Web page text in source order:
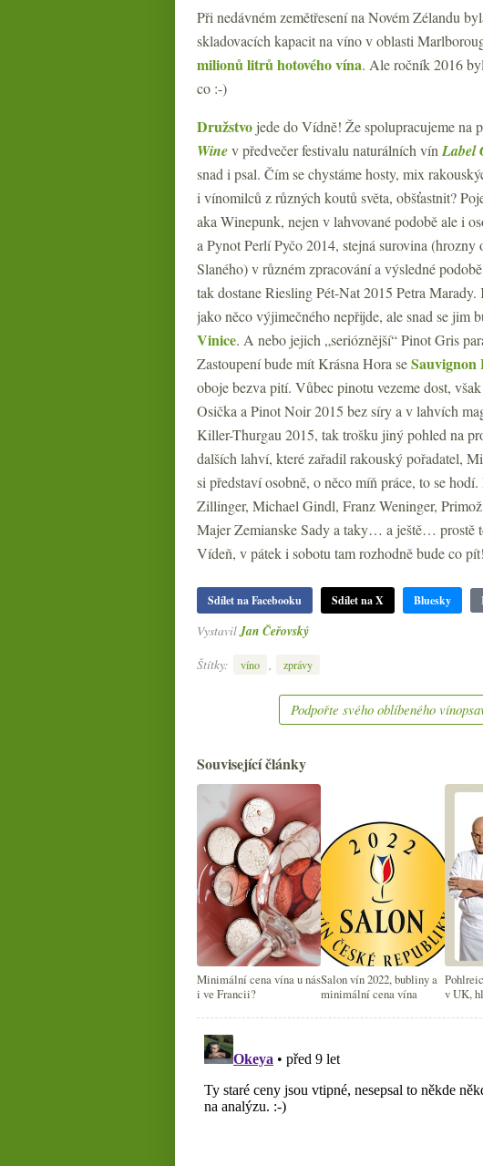
Při nedávném zemětřesení na Novém Zélandu
skladovacích kapacit na víno v oblasti
milionů litrů hotového vína. Ale ročník 2016
co :-)
Družstvo jede do Vídně! Že spolupracujeme na
Winev předvečer festivalu naturálních vín Label
snad i psal. Čím se chystáme hosty, mix
i vínomilců z různých koutů světa, obšťastnit?
aka Winepunk, nejen v lahvované podobě ale i
a Pynot Perlí Pyčo 2014, stejná surovina (hrozny
Slaného) v různém zpracování a výsledné
tak dostane Riesling Pét-Nat 2015 Petra
jako něco výjimečného nepřijde, ale snad se jim
Vinice. A nebo jejich „serióznější“ Pinot Gris
Zastoupení bude mít Krásna Hora seSauvignon
oboje bezva pití. Vůbec pinotu vezeme dost,
Osička a Pinot Noir 2015 bez síry a v lahvích
Killer-Thurgau 2015, tak trošku jiný pohled na
dalších lahví, které zařadil rakouský pořadatel,
si představí osobně, o něco míň práce, to se
Zillinger, Michael Gindl, Franz Weninger,
Majer Zemianske Sady a taky… a ještě… prostě
Vídeň, v pátek i sobotu tam rozhodně bude co
Sdílet na Facebooku Sdílet na X Bluesky
VystavilJan Čeřovský
Štítky:
víno zprávy
Podpořte svého oblíbeného
Související články
Minimální cena vína u nás
i ve Francii?
Salon vín 2022, bubliny a
minimální cena vína
v UK,